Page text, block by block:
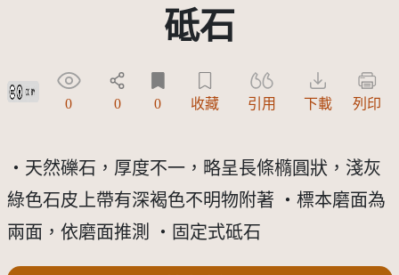
砥石
創用CC姓名標示 3.0 台灣及其後版本(CC BY 3.0 TW +)
0 0 0 收藏 引用 下載 列印
‧天然礫石，厚度不一，略呈長條橢圓狀，淺灰
綠色石皮上帶有深褐色不明物附著 ‧標本磨面為
兩面，依磨面推測 ‧固定式砥石